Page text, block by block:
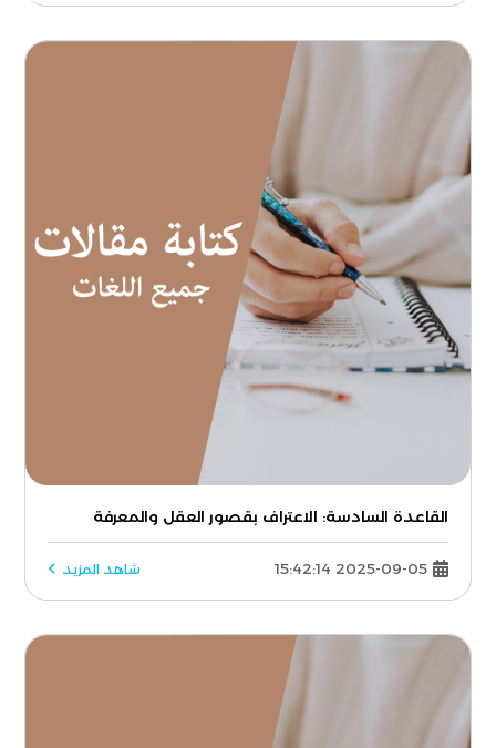
القاعدة السادسة: الاعتراف بقصور العقل والمعرفة
2025-09-05 15:42:14 شاهد المزيد